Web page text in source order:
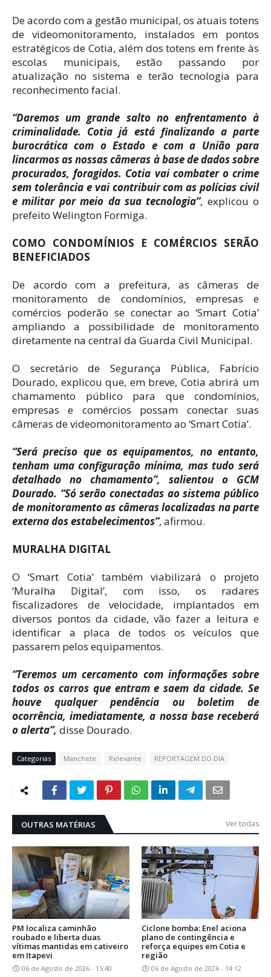
De acordo com a gestão municipal, os atuais totens
de videomonitoramento, instalados em pontos
estratégicos de Cotia, além dos totens em frente às
escolas municipais, estão passando por
atualização no sistema e terão tecnologia para
reconhecimento facial.
“Daremos um grande salto no enfrentamento à
criminalidade. Cotia já está finalizando a parte
burocrática com o Estado e com a União para
lincarmos as nossas câmeras à base de dados sobre
procurados, foragidos. Cotia vai combater o crime
sem tolerância e vai contribuir com as polícias civil
e militar por meio da sua tecnologia”, explicou o
prefeito Welington Formiga.
COMO CONDOMÍNIOS E COMÉRCIOS SERÃO
BENEFICIADOS
De acordo com a prefeitura, as câmeras de
monitoramento de condomínios, empresas e
comércios poderão se conectar ao ‘Smart Cotia’
ampliando a possibilidade de monitoramento
diretamente na central da Guarda Civil Municipal.
O secretário de Segurança Pública, Fabrício
Dourado, explicou que, em breve, Cotia abrirá um
chamamento público para que condomínios,
empresas e comércios possam conectar suas
câmeras de videomonitoramento ao ‘Smart Cotia’.
“Será preciso que os equipamentos, no entanto,
tenham uma configuração mínima, mas tudo será
detalhado no chamamento”, salientou o GCM
Dourado. “Só serão conectadas ao sistema público
de monitoramento as câmeras localizadas na parte
externa dos estabelecimentos”, afirmou.
MURALHA DIGITAL
O ‘Smart Cotia’ também viabilizará o projeto
‘Muralha Digital’, com isso, os radares
fiscalizadores de velocidade, implantados em
diversos pontos da cidade, vão fazer a leitura e
identificar a placa de todos os veículos que
passarem pelos equipamentos.
“Teremos um cercamento com informações sobre
todos os carros que entram e saem da cidade. Se
houve qualquer pendência ou boletim de
ocorrência, imediatamente, a nossa base receberá
o alerta”, disse Dourado.
Categorias Manchete Relevante REPORTAGEM DO DIA
OUTRAS MATÉRIAS Ver todas
PM localiza caminhão
roubado e liberta duas
vítimas mantidas em cativeiro
em Itapevi
06 de Agosto de 2026 - 15:40
Ciclone bomba: Enel aciona
plano de contingência e
reforça equipes em Cotia e
região
06 de Agosto de 2026 - 14:12